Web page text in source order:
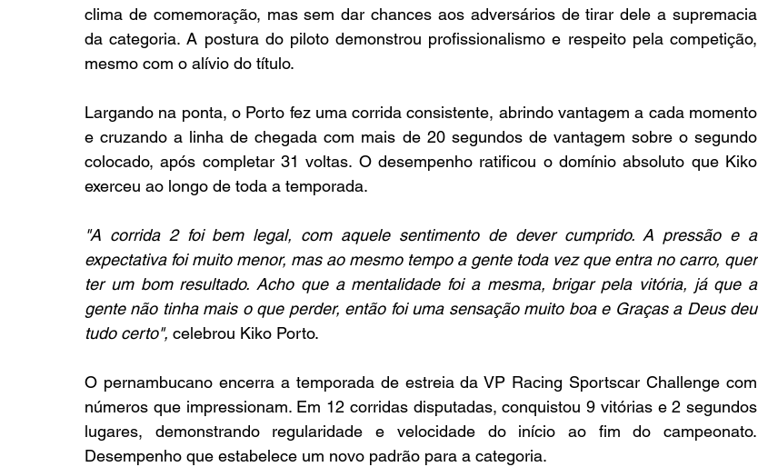
clima de comemoração, mas sem dar chances aos adversários de tirar dele a supremacia
da categoria. A postura do piloto demonstrou profissionalismo e respeito pela competição,
mesmo com o alívio do título.
Largando na ponta, o Porto fez uma corrida consistente, abrindo vantagem a cada momento
e cruzando a linha de chegada com mais de 20 segundos de vantagem sobre o segundo
colocado, após completar 31 voltas. O desempenho ratificou o domínio absoluto que Kiko
exerceu ao longo de toda a temporada.
"A corrida 2 foi bem legal, com aquele sentimento de dever cumprido. A pressão e a
expectativa foi muito menor, mas ao mesmo tempo a gente toda vez que entra no carro, quer
ter um bom resultado. Acho que a mentalidade foi a mesma, brigar pela vitória, já que a
gente não tinha mais o que perder, então foi uma sensação muito boa e Graças a Deus deu
tudo certo", celebrou Kiko Porto.
O pernambucano encerra a temporada de estreia da VP Racing Sportscar Challenge com
números que impressionam. Em 12 corridas disputadas, conquistou 9 vitórias e 2 segundos
lugares, demonstrando regularidade e velocidade do início ao fim do campeonato.
Desempenho que estabelece um novo padrão para a categoria.